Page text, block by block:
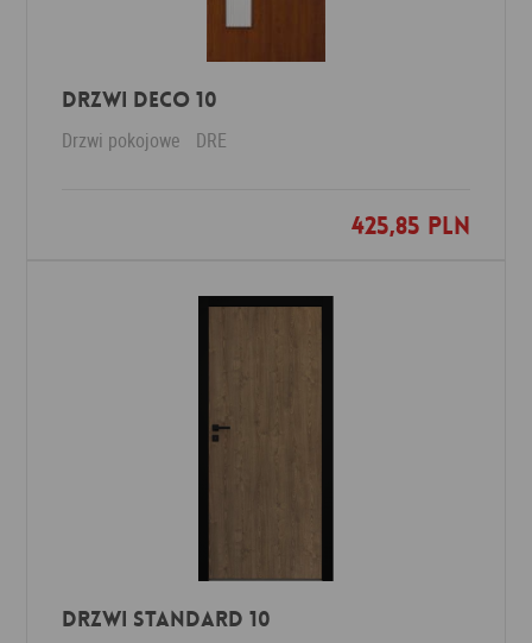
Drzwi Deco 10
Drzwi pokojowe DRE
425,85 PLN
Dodaj do ulubionych
Drzwi Standard 10